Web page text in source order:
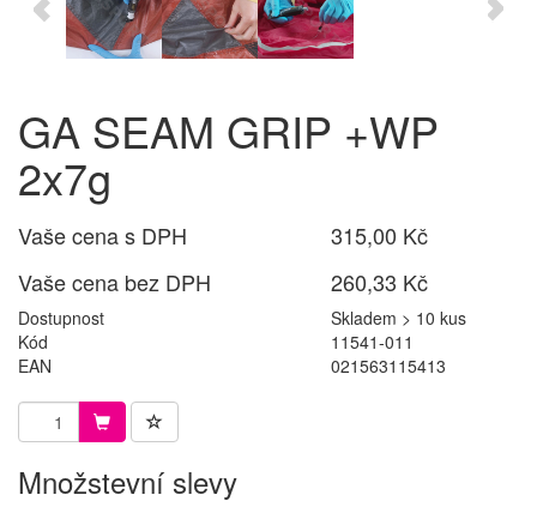
GA SEAM GRIP +WP
2x7g
Vaše cena s DPH
315,00 Kč
Vaše cena bez DPH
260,33 Kč
Dostupnost
Skladem > 10 kus
Kód
11541-011
EAN
021563115413
Množstevní slevy